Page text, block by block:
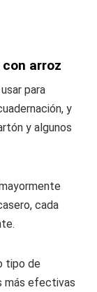
arroz
para
y
y algunos
cada
tipo de
más efectivas